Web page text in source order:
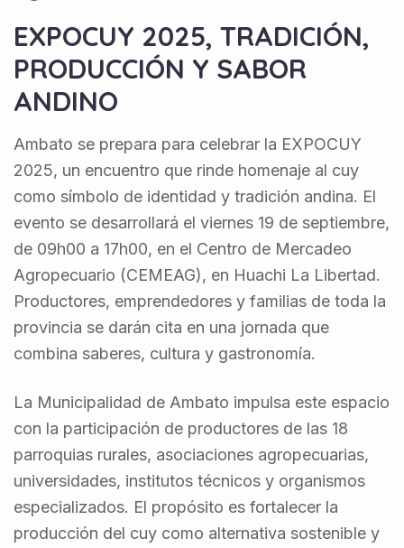
EXPOCUY 2025, TRADICIÓN,
PRODUCCIÓN Y SABOR
ANDINO
Ambato se prepara para celebrar la EXPOCUY
2025, un encuentro que rinde homenaje al cuy
como símbolo de identidad y tradición andina. El
evento se desarrollará el viernes 19 de septiembre,
de 09h00 a 17h00, en el Centro de Mercadeo
Agropecuario (CEMEAG), en Huachi La Libertad.
Productores, emprendedores y familias de toda la
provincia se darán cita en una jornada que
combina saberes, cultura y gastronomía.
La Municipalidad de Ambato impulsa este espacio
con la participación de productores de las 18
parroquias rurales, asociaciones agropecuarias,
universidades, institutos técnicos y organismos
especializados. El propósito es fortalecer la
producción del cuy como alternativa sostenible y